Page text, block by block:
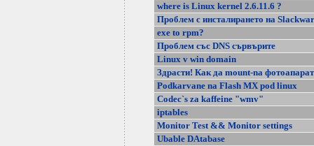
where is Linux kernel 2.6.11.6 ?
Проблем с инсталирането на
exe to rpm?
Проблем със DNS сървърите
Linux v win domain
Здрасти! Как да mount-na фотоапарат
Podkarvane na Flash MX pod linux
Codec`s za kaffeine "wmv"
iptables
Monitor Test && Monitor settings
Ubable DAtabase